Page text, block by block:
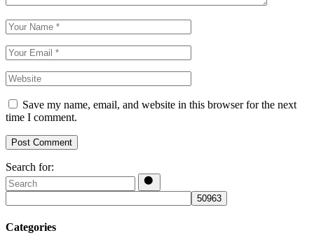
Save my name, email, and website in this browser for the next
time I comment.
Post Comment
Search for:
Categories